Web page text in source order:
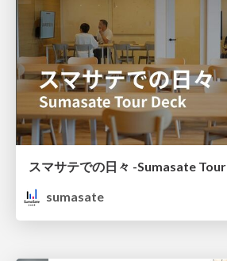
スマサテでの日々 -Sumasate
sumasate